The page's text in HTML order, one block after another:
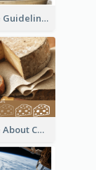
Handmade Guideline Booklet
Know More About Cheese